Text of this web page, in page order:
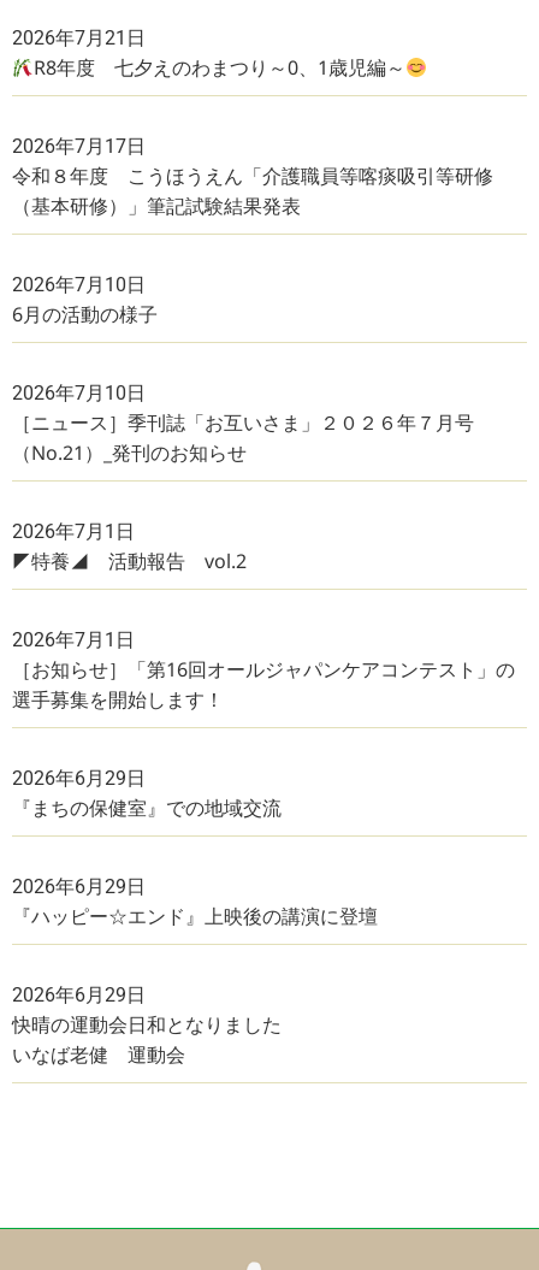
2026年7月21日
R8年度 七夕えのわまつり～0、1歳児編～
2026年7月17日
令和８年度 こうほうえん「介護職員等喀痰吸引等研修
（基本研修）」筆記試験結果発表
2026年7月10日
6月の活動の様子
2026年7月10日
［ニュース］季刊誌「お互いさま」２０２６年７月号
（No.21）_発刊のお知らせ
2026年7月1日
◤特養◢ 活動報告 vol.2
2026年7月1日
［お知らせ］「第16回オールジャパンケアコンテスト」の
選手募集を開始します！
2026年6月29日
『まちの保健室』での地域交流
2026年6月29日
『ハッピー☆エンド』上映後の講演に登壇
2026年6月29日
快晴の運動会日和となりました
いなば老健 運動会